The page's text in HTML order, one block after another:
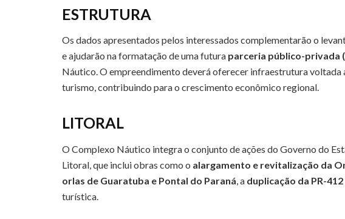
ESTRUTURA
Os dados apresentados pelos interessados complementarão o
e ajudarão na formatação de uma futura parceria público-privada
Náutico. O empreendimento deverá oferecer infraestrutura voltada
turismo, contribuindo para o crescimento econômico regional.
LITORAL
O Complexo Náutico integra o conjunto de ações do Governo do
Litoral, que inclui obras como o alargamento e revitalização da
orlas de Guaratuba e Pontal do Paraná, a duplicação da PR-412
turística.